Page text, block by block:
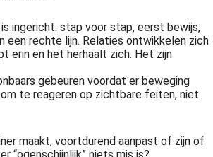
ingericht: stap voor stap, eerst bewijs,
een rechte lijn. Relaties ontwikkelen zich
erin en het herhaalt zich. Het zijn
gebeuren voordat er beweging
te reageren op zichtbare feiten, niet
maakt, voortdurend aanpast of zijn of